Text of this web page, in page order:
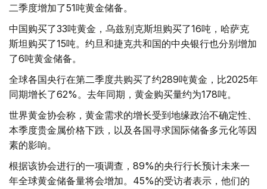
二季度增加了51吨黄金储备。
中国购买了33吨黄金，乌兹别克斯坦购买了16吨，哈萨克
斯坦购买了15吨。约旦和捷克共和国的中央银行也分别增加
了6吨黄金储备。
全球各国央行在第二季度共购买了约289吨黄金，比2025年
同期增长了62%。去年同期，黄金购买量约为178吨。
世界黄金协会称，黄金需求的增长受到地缘政治不确定性、
本季度贵金属价格下跌，以及各国寻求国际储备多元化等因
素的影响。
根据该协会进行的一项调查，89%的央行行长预计未来一
年全球黄金储备量将会增加。45%的受访者表示，他们的